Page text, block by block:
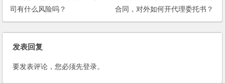
司有什么风险吗？
合同，对外如何开代理委托书？
发表回复
要发表评论，您必须先登录。